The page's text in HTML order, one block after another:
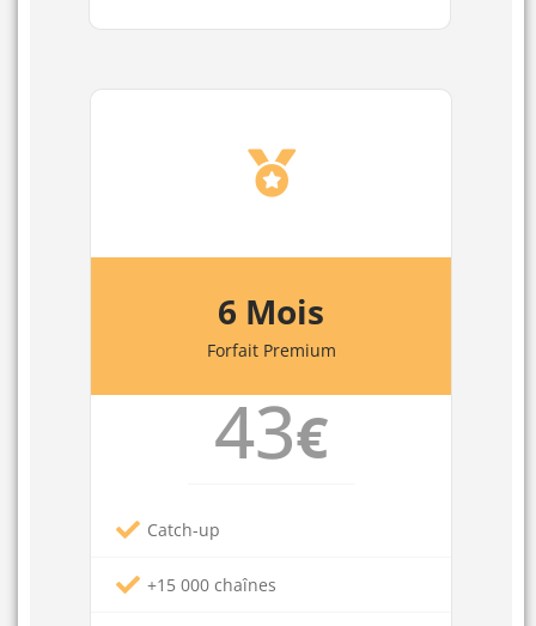
6 Mois
Forfait Premium
43€
Catch-up
+15 000 chaînes